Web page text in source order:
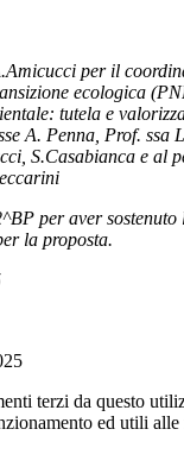
per il
ecologica
tutela e
A. Penna, Prof. ssa
, S.Casabianca e al
per aver
la proposta.
terzi da questo
ed utili